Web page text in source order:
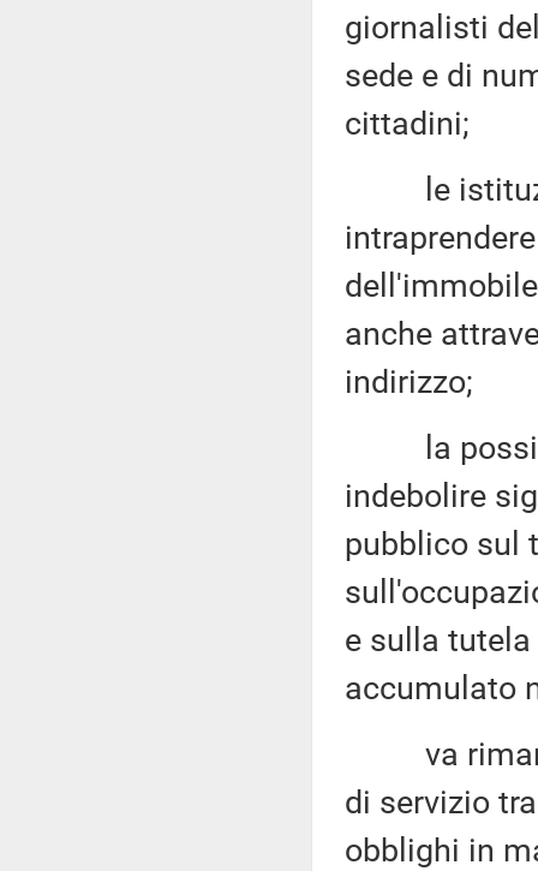
giornalisti
sede e di
cittadini;
le
anche
indirizzo;
la
indebolire
pubblico sul
e sulla
accumulato
va
di servizio
obblighi in